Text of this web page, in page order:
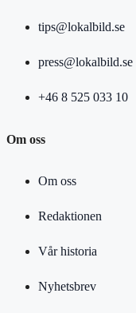
tips@lokalbild.se
press@lokalbild.se
+46 8 525 033 10
Om oss
Om oss
Redaktionen
Vår historia
Nyhetsbrev